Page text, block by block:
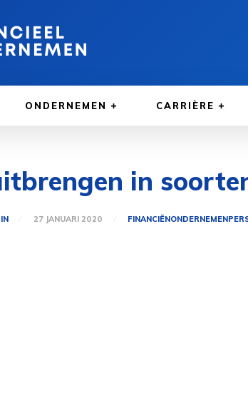
ONDERNEMEN CARRIÈRE
in
27 JANUARI 2020 FINANCIËNONDERNEMEN